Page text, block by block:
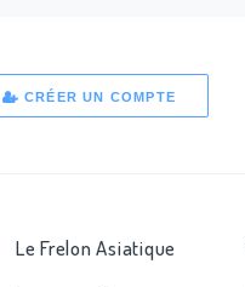
CRÉER UN COMPTE
Le Frelon Asiatique